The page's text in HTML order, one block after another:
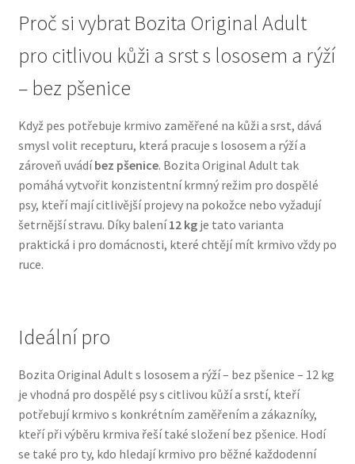
Ortopedické pelíšky
Royal Canin pro psy
Veterinární dieta pro psy
Vodítka a obojky
Proč si vybrat Bozita Original Adult
pro citlivou kůži a srst s lososem a rýží
– bez pšenice
Když pes potřebuje krmivo zaměřené na kůži a srst, dává
smysl volit recepturu, která pracuje s lososem a rýží a
zároveň uvádíbez pšenice. Bozita Original Adult tak
pomáhá vytvořit konzistentní krmný režim pro dospělé
psy, kteří mají citlivější projevy na pokožce nebo vyžadují
šetrnější stravu. Díky balení12 kgje tato varianta
praktická i pro domácnosti, které chtějí mít krmivo vždy po
ruce.
Ideální pro
Bozita Original Adult s lososem a rýží – bez pšenice – 12 kg
je vhodná pro dospělé psy s citlivou kůží a srstí, kteří
potřebují krmivo s konkrétním zaměřením a zákazníky,
kteří při výběru krmiva řeší také složení bez pšenice. Hodí
se také pro ty, kdo hledají krmivo pro běžné každodenní